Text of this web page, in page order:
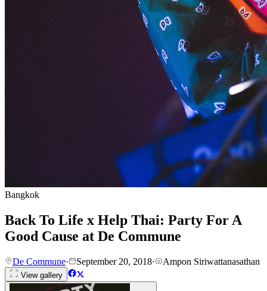
Bangkok
Back To Life x Help Thai: Party For A
Good Cause at De Commune
De Commune· September 20, 2018· Ampon Siriwattanasathan
View gallery